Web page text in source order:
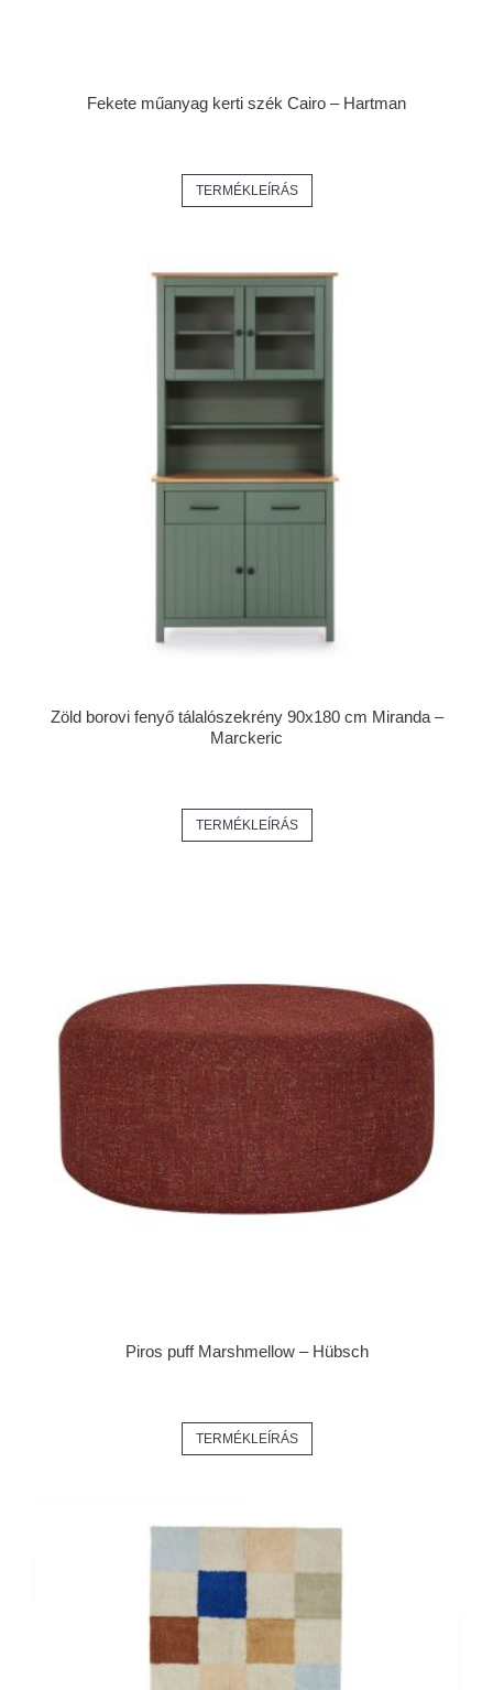
Fekete műanyag kerti szék Cairo – Hartman
TERMÉKLEÍRÁS
Zöld borovi fenyő tálalószekrény 90x180 cm Miranda –
Marckeric
TERMÉKLEÍRÁS
Piros puff Marshmellow – Hübsch
TERMÉKLEÍRÁS